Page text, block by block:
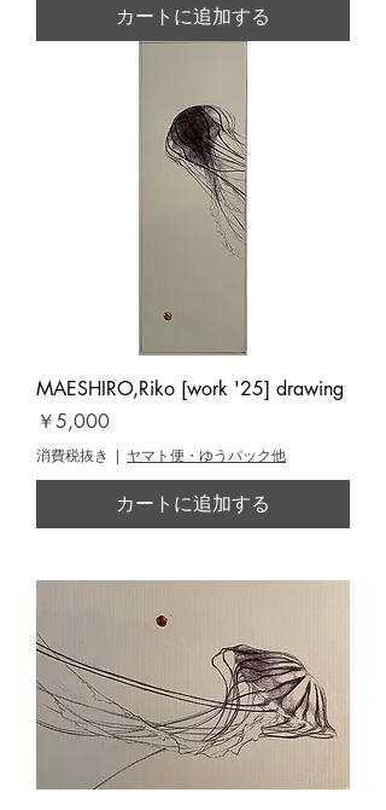
カートに追加する
MAESHIRO,Riko [work '25] drawing
価格
￥5,000
消費税抜き | ヤマト便・ゆうパック他
カートに追加する